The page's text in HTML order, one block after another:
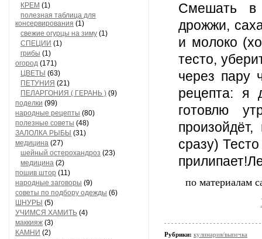
КРЕМ (1)
полезная таблица для
консервирования (1)
свежие огурцы на зиму (1)
СПЕЦИИ (1)
грибы (1)
огород (171)
ЦВЕТЫ (63)
ПЕТУНИЯ (21)
ПЕЛАРГОНИЯ ( ГЕРАНЬ ) (9)
поделки (99)
народные рецепты (80)
полезные советы (48)
ЗАЛОЛКА РЫБЫ (31)
медицина (27)
шейный остерохандроз (23)
медицина (2)
пошив штор (11)
народные заговоры (9)
советы по подбору одежды (6)
ШНУРЫ (5)
УЧИМСЯ ХАМИТЬ (4)
маккияж (3)
КАМНИ (2)
Смешать в
дрожжи,
и молоко
тесто,
через пару
рецепта: я
готовлю
сразу)
по материалам
Рубрики: кулинария/выпечка